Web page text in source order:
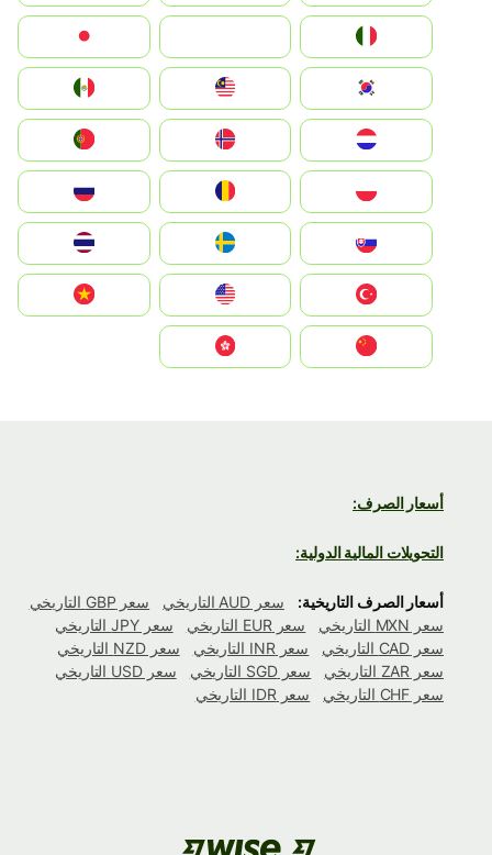
South Korea
Nederland
Portugal
România
Slovensko
United States
Vietnam
أسعار الصرف:
التحويلات المالية الدولية:
أسعار الصرف التاريخية: سعر AUD التاريخي
سعر GBP التاريخي
سعر MXN التاريخي
سعر EUR التاريخي
سعر JPY التاريخي
سعر CAD التاريخي
سعر INR التاريخي
سعر NZD التاريخي
سعر ZAR التاريخي
سعر SGD التاريخي
سعر USD التاريخي
سعر CHF التاريخي
سعر IDR التاريخي